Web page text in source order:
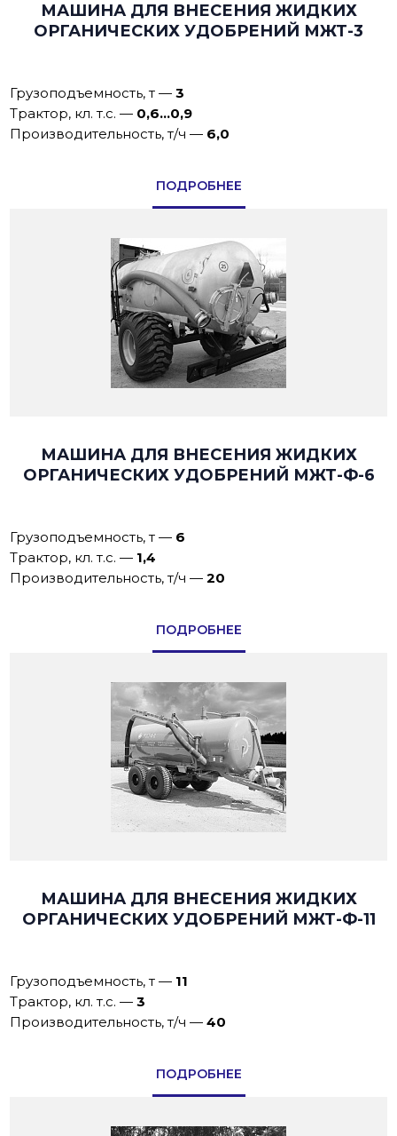
МАШИНА ДЛЯ ВНЕСЕНИЯ ЖИДКИХ
ОРГАНИЧЕСКИХ УДОБРЕНИЙ МЖТ-3
Грузоподъемность, т—3
Трактор, кл. т.с.— 0,6...0,9
Производительность, т/ч— 6,0
ПОДРОБНЕЕ
МАШИНА ДЛЯ ВНЕСЕНИЯ ЖИДКИХ
ОРГАНИЧЕСКИХ УДОБРЕНИЙ МЖТ-Ф-6
Грузоподъемность, т — 6
Трактор, кл. т.с. — 1,4
Производительность, т/ч —20
ПОДРОБНЕЕ
МАШИНА ДЛЯ ВНЕСЕНИЯ ЖИДКИХ
ОРГАНИЧЕСКИХ УДОБРЕНИЙ МЖТ-Ф-11
Грузоподъемность, т — 11
Трактор, кл. т.с. —3
Производительность, т/ч—40
ПОДРОБНЕЕ